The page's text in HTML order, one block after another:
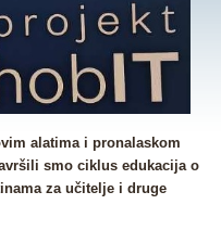
alatima i pronalaskom
smo ciklus edukacija o
za učitelje i druge